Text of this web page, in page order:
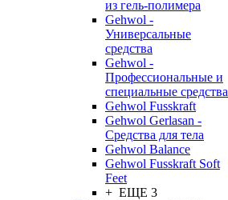
из гель-полимера
Gehwol -
Универсальные
средства
Gehwol -
Профессиональные и
специальные средства
Gehwol Fusskraft
Gehwol Gerlasan -
Средства для тела
Gehwol Balance
Gehwol Fusskraft Soft
Feet
+ ЕЩЕ 3